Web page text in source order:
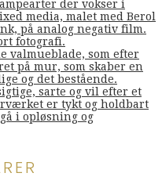
der vokser i
media, malet med Berol
på analog negativ film.
fotografi.
valmueblade, som efter
på mur, som skaber en
og det bestående.
sarte og vil efter et
er tykt og holdbart
i opløsning og